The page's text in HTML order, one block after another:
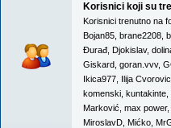
Korisnici koji su
Korisnici trenutno na
Bojan85 brane2208
Đurađ Djokislav,
Giskard goran.vvv,
Ikica977 Ilija Cvorovic
komenski kuntakinte
Marković max power,
MiroslavD Mićko